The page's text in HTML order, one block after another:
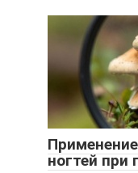
ногтей при